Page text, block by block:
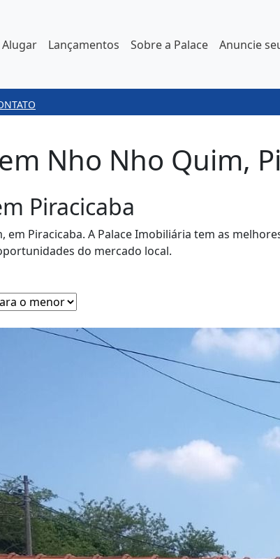
Alugar Lançamentos Sobre a Palace Anuncie
Nho Nho Quim,
Piracicaba
Piracicaba. A Palace Imobiliária tem as
do mercado local.